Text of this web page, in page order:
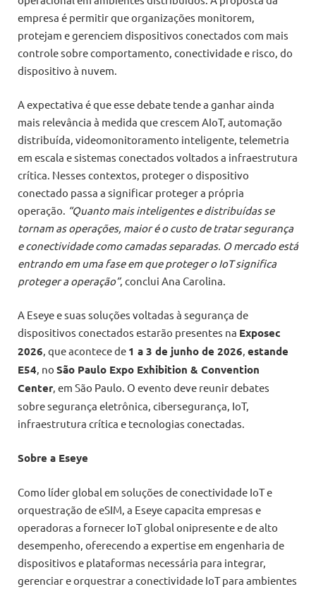
empresa é permitir que organizações monitorem,
protejam e gerenciem dispositivos conectados com mais
controle sobre comportamento, conectividade e risco, do
dispositivo à nuvem.
A expectativa é que esse debate tende a ganhar ainda
mais relevância à medida que crescem AIoT, automação
distribuída, videomonitoramento inteligente, telemetria
em escala e sistemas conectados voltados a infraestrutura
crítica. Nesses contextos, proteger o dispositivo
conectado passa a significar proteger a própria
operação. “Quanto mais inteligentes e distribuídas se
tornam as operações, maior é o custo de tratar segurança
e conectividade como camadas separadas. O mercado está
entrando em uma fase em que proteger o IoT significa
proteger a operação”, conclui Ana Carolina.
A Eseye e suas soluções voltadas à segurança de
dispositivos conectados estarão presentes na Exposec
2026, que acontece de 1 a 3 de junho de 2026, estande
E54, no São Paulo Expo Exhibition & Convention
Center, em São Paulo. O evento deve reunir debates
sobre segurança eletrônica, cibersegurança, IoT,
infraestrutura crítica e tecnologias conectadas.
Sobre a Eseye
Como líder global em soluções de conectividade IoT e
orquestração de eSIM, a Eseye capacita empresas e
operadoras a fornecer IoT global onipresente e de alto
desempenho, oferecendo a expertise em engenharia de
dispositivos e plataformas necessária para integrar,
gerenciar e orquestrar a conectividade IoT para ambientes